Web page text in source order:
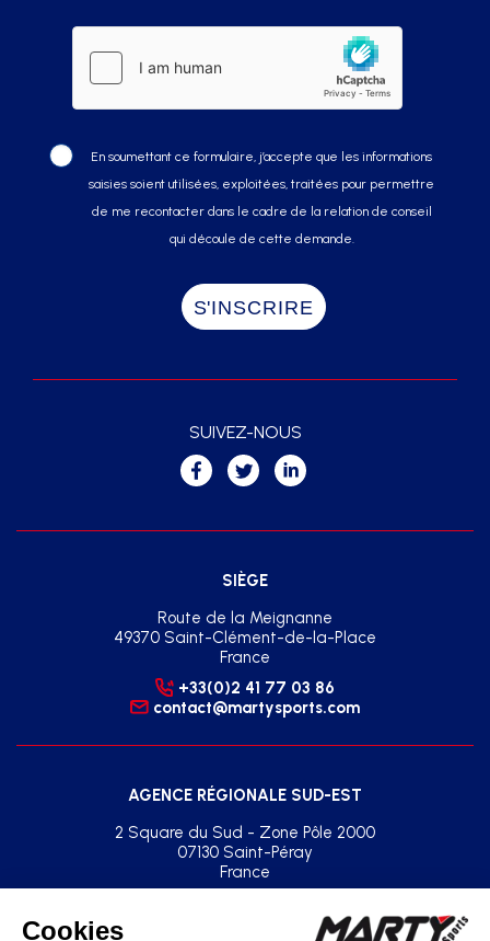
En soumettant ce formulaire, j’accepte que les informations
saisies soient utilisées, exploitées, traitées pour permettre
de me recontacter dans le cadre de la relation de conseil
qui découle de cette demande.
SIÈGE
Route de la Meignanne
49370 Saint-Clément-de-la-Place
France
+33(0)2 41 77 03 86
contact@martysports.com
AGENCE RÉGIONALE SUD-EST
2 Square du Sud - Zone Pôle 2000
07130 Saint-Péray
France
agence.sud.est@martysports.com
SUIVEZ-NOUS